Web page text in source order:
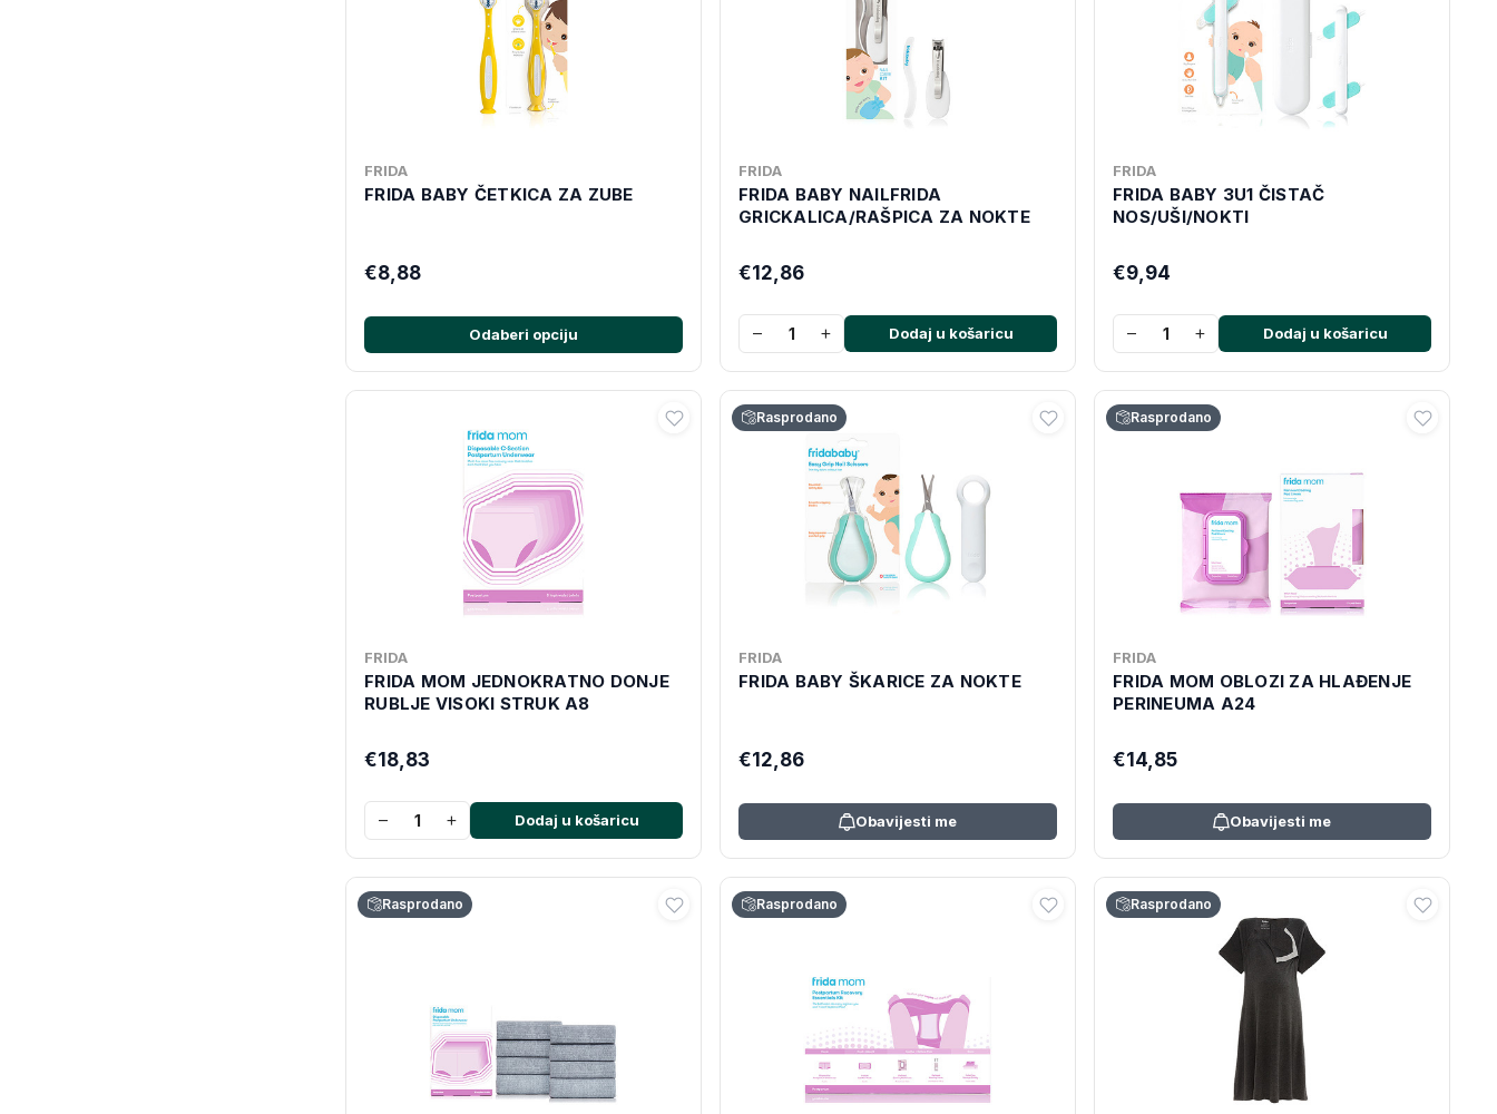
FRIDA
FRIDA BABY ČETKICA ZA ZUBE
€8,88
Odaberi opciju
FRIDA
FRIDA BABY NAILFRIDA
GRICKALICA/RAŠPICA ZA NOKTE
€12,86
− + Dodaj u košaricu
FRIDA
FRIDA BABY 3U1 ČISTAČ
NOS/UŠI/NOKTI
€9,94
− + Dodaj u košaricu
FRIDA
FRIDA MOM JEDNOKRATNO DONJE
RUBLJE VISOKI STRUK A8
€18,83
− + Dodaj u košaricu
Rasprodano
FRIDA
FRIDA BABY ŠKARICE ZA NOKTE
€12,86
Obavijesti me
Rasprodano
FRIDA
FRIDA MOM OBLOZI ZA HLAĐENJE
PERINEUMA A24
€14,85
Obavijesti me
Rasprodano Rasprodano Rasprodano